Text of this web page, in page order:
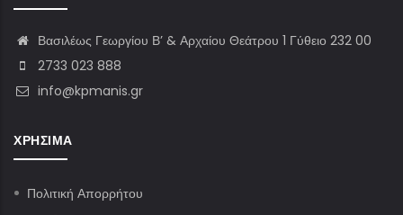
Βασιλέως Γεωργίου Β’ & Αρχαίου Θεάτρου 1 Γύθειο 232 00
2733 023 888
info@kpmanis.gr
ΧΡΉΣΙΜΑ
Πολιτική Απορρήτου